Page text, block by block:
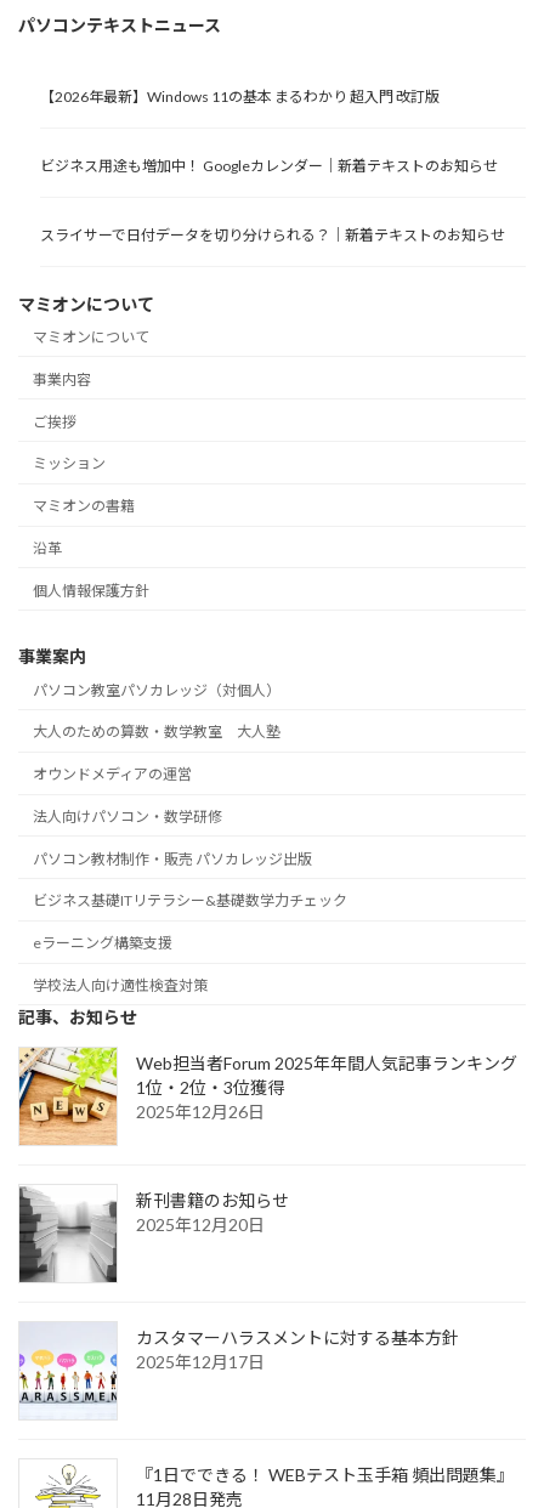
パソコンテキストニュース
【2026年最新】Windows 11の基本 まるわかり 超入門 改訂版
ビジネス用途も増加中！ Googleカレンダー｜新着テキストのお知らせ
スライサーで日付データを切り分けられる？｜新着テキストのお知らせ
マミオンについて
マミオンについて
事業内容
ご挨拶
ミッション
マミオンの書籍
沿革
個人情報保護方針
事業案内
パソコン教室パソカレッジ（対個人）
大人のための算数・数学教室 大人塾
オウンドメディアの運営
法人向けパソコン・数学研修
パソコン教材制作・販売 パソカレッジ出版
ビジネス基礎ITリテラシー&基礎数学力チェック
eラーニング構築支援
学校法人向け適性検査対策
記事、お知らせ
Web担当者Forum 2025年年間人気記事ランキング
1位・2位・3位獲得
2025年12月26日
新刊書籍のお知らせ
2025年12月20日
カスタマーハラスメントに対する基本方針
2025年12月17日
『1日でできる！ WEBテスト玉手箱 頻出問題集』
11月28日発売